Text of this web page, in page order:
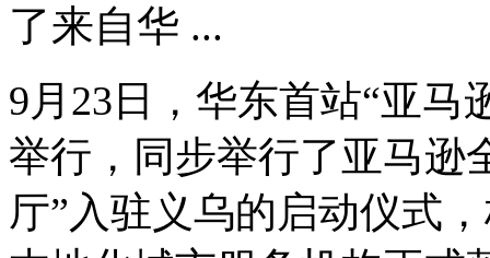
了来自华 ...
9月23日，华东首站“亚
举行，同步举行了亚马逊
厅”入驻义乌的启动仪式